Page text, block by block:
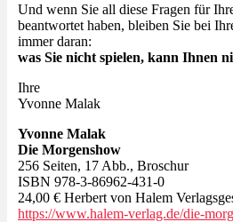
Und wenn Sie all diese Fragen für
beantwortet haben, bleiben Sie bei
immer daran:
was Sie nicht spielen, kann Ihnen
Ihre
Yvonne Malak
Yvonne Malak
Die Morgenshow
256 Seiten, 17 Abb., Broschur
ISBN 978-3-86962-431-0
24,00 € Herbert von Halem
https://www.halem-verlag.de/die-